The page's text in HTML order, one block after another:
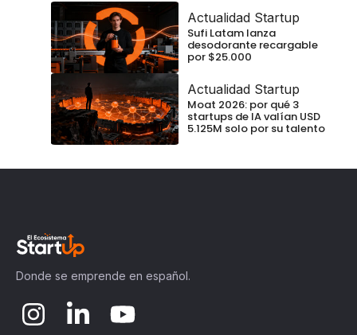
Actualidad Startup
Sufi Latam lanza
desodorante recargable
por $25.000
Actualidad Startup
Moat 2026: por qué 3
startups de IA valían USD
5.125M solo por su talento
Donde se emprende en español.